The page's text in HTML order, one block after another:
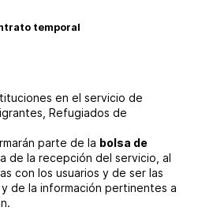
temporal
en el servicio de
Refugiados de
parte de la bolsa de
de la recepción del servicio, al
con los usuarios y de ser las
de la información pertinentes a